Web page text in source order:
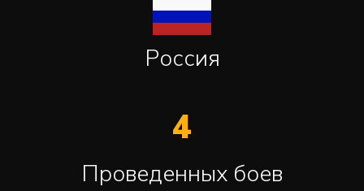
Россия
4
Проведенных боев